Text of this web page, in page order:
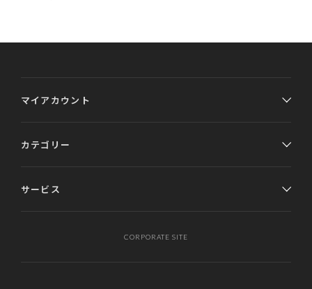
マイアカウント
カテゴリー
サービス
CORPORATE SITE